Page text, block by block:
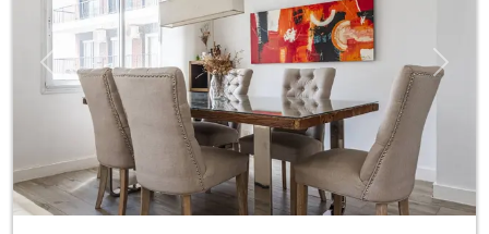
Previous